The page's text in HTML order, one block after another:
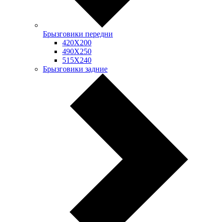
Брызговики передни
420Х200
490Х250
515Х240
Брызговики задние